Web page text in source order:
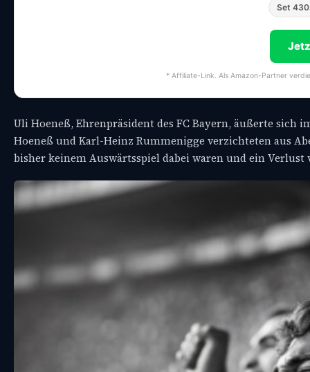
Set
* Affiliate-Link. Als Amazon-Partner
Uli Hoeneß, Ehrenpräsident des FC Bayern, äußerte sich
Hoeneß und Karl-Heinz Rummenigge verzichteten aus
bisher keinem Auswärtsspiel dabei waren und ein Verlust